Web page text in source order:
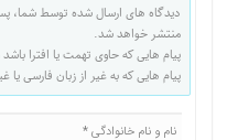
دیدگاه های ارسال شده توسط شما،
منتشر خواهد شد.
پیام هایی که حاوی تهمت یا افترا
پیام هایی که به غیر از زبان فارسی